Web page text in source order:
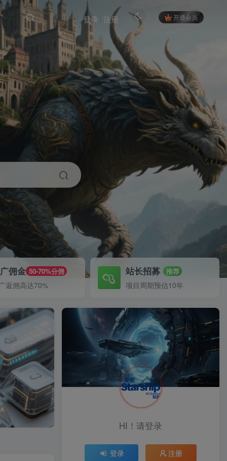
开通会员
登录 注册
佣金 50-70%分佣
返佣高达70%
站长招募 推荐
项目周期预估10年
HI！请登录
登录 注册